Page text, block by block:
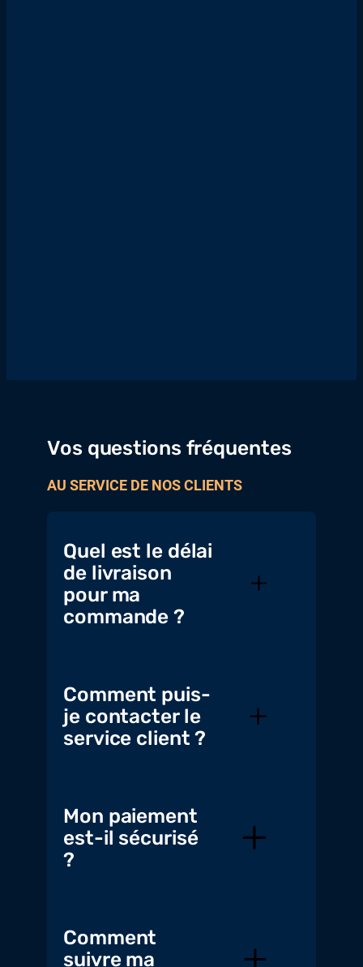
Vos questions fréquentes
AU SERVICE DE NOS CLIENTS
Quel est le délai
de livraison
pour ma
commande ?
Comment puis-
je contacter le
service client ?
Mon paiement
est-il sécurisé
?
Comment
suivre ma